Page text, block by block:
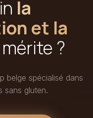
la
et la
?
belge spécialisé dans
sans gluten.